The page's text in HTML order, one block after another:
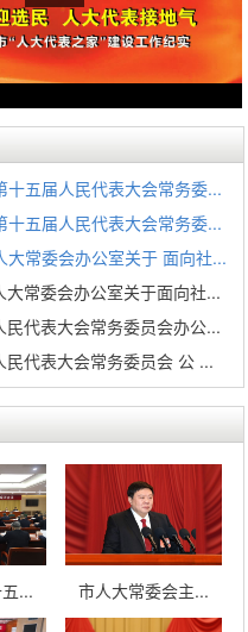
十五届人民代表大会常务委...
十五届人民代表大会常务委...
大常委会办公室关于 面向社...
大常委会办公室关于面向社...
民代表大会常务委员会办公...
民代表大会常务委员会 公 ...
... 市人大常委会主...